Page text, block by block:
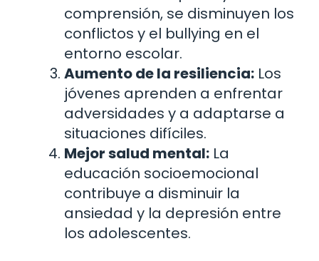
comprensión, se disminuyen los
conflictos y el bullying en el
entorno escolar.
Aumento de la resiliencia: Los
jóvenes aprenden a enfrentar
adversidades y a adaptarse a
situaciones difíciles.
Mejor salud mental: La
educación socioemocional
contribuye a disminuir la
ansiedad y la depresión entre
los adolescentes.